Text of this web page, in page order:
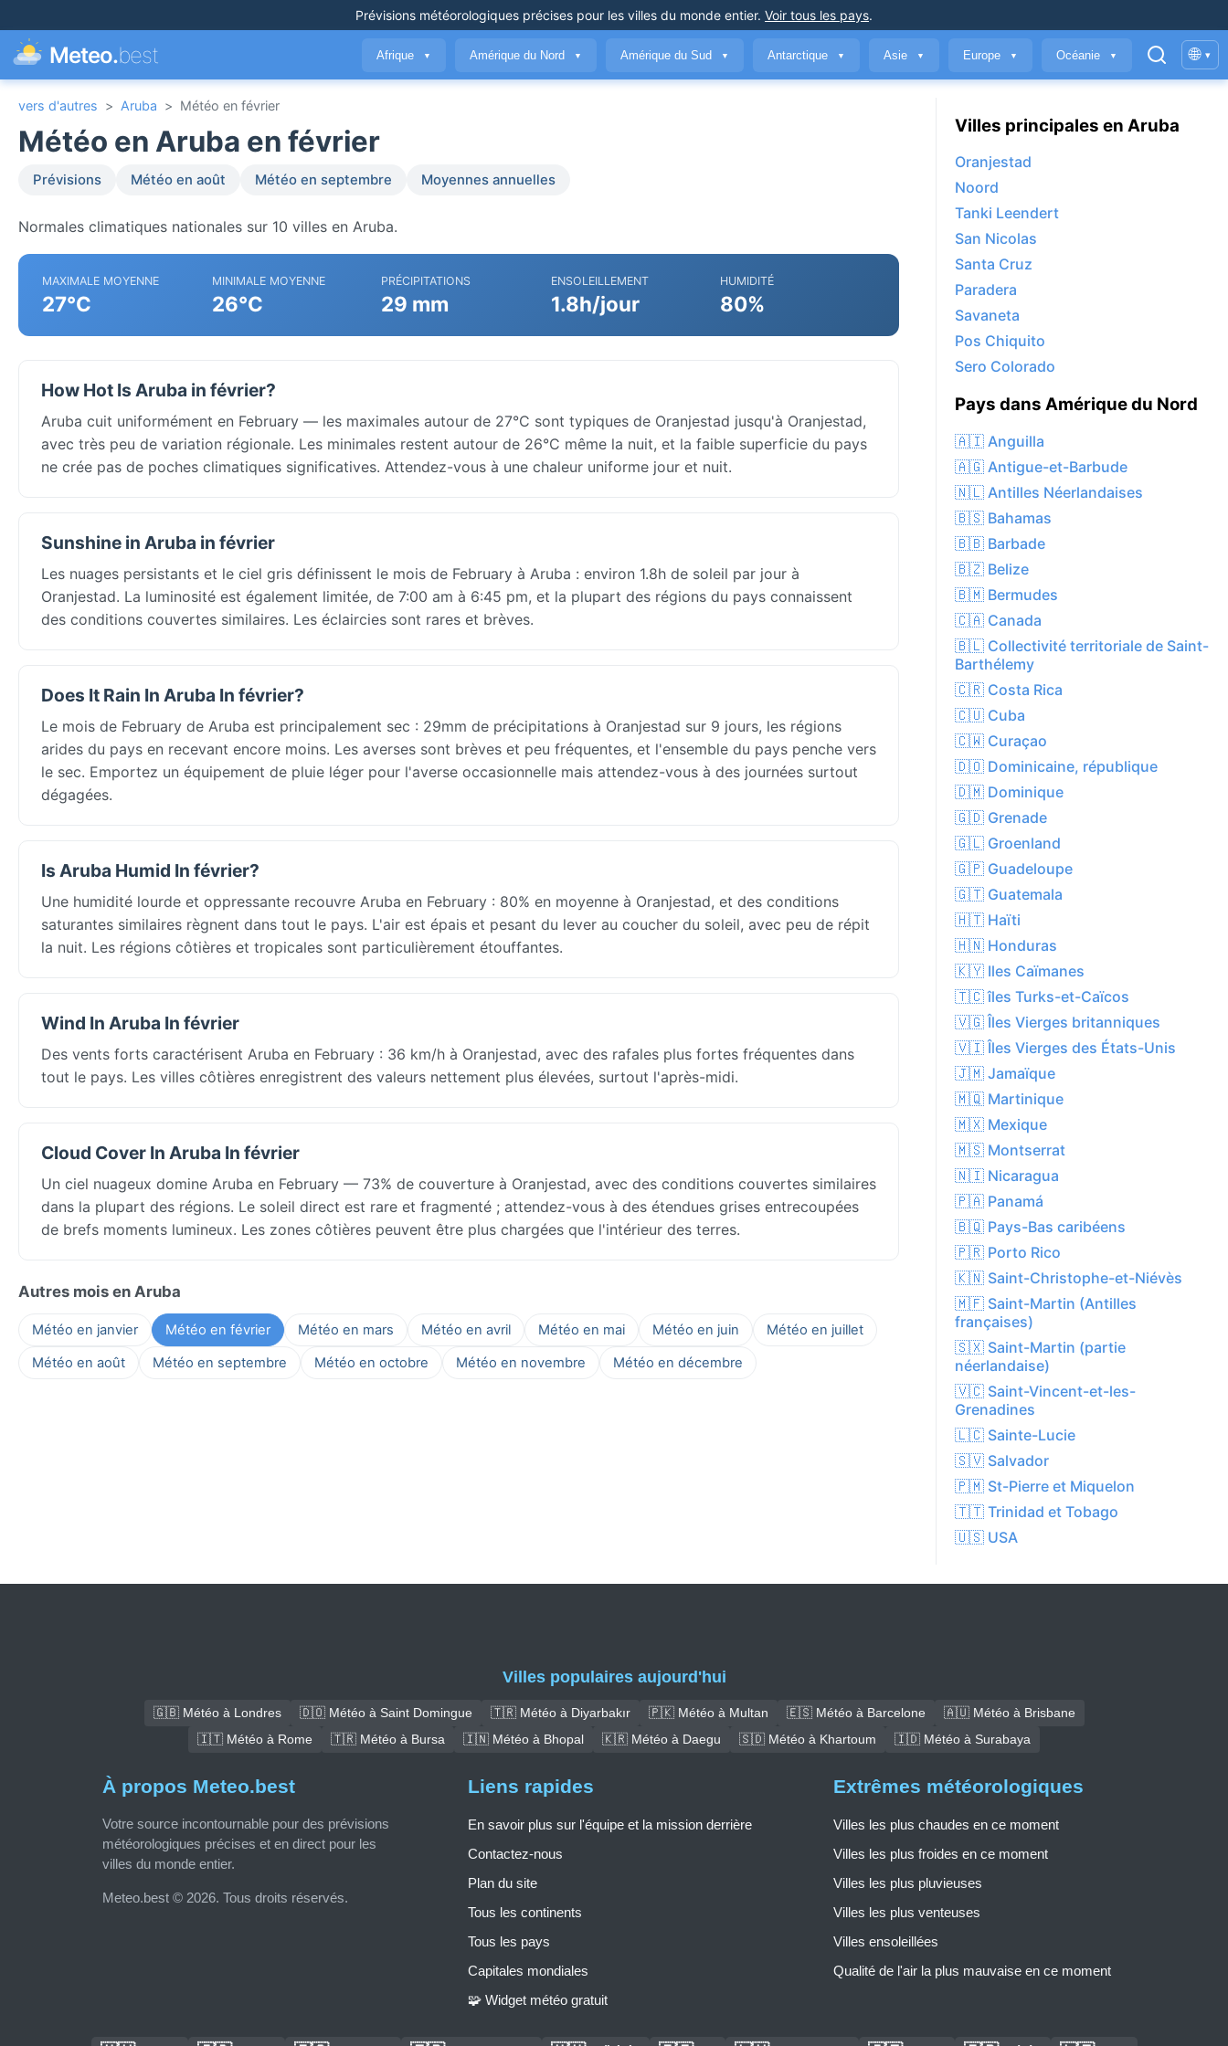
Prévisions météorologiques précises pour les villes du monde entier. Voir tous les pays.
Meteo.best Afrique ▼ Amérique du Nord ▼ Amérique du Sud ▼ Antarctique ▼ Asie ▼ Europe ▼ Océanie ▼ 🌐 ▾
vers d'autres > Aruba > Météo en février
Météo en Aruba en février
Prévisions Météo en août Météo en septembre Moyennes annuelles
Normales climatiques nationales sur 10 villes en Aruba.
MAXIMALE MOYENNE
27°C
MINIMALE MOYENNE
26°C
PRÉCIPITATIONS
29 mm
ENSOLEILLEMENT
1.8h/jour
HUMIDITÉ
80%
How Hot Is Aruba in février?
Aruba cuit uniformément en February — les maximales autour de 27°C sont typiques de Oranjestad jusqu'à Oranjestad,
avec très peu de variation régionale. Les minimales restent autour de 26°C même la nuit, et la faible superficie du pays
ne crée pas de poches climatiques significatives. Attendez-vous à une chaleur uniforme jour et nuit.
Sunshine in Aruba in février
Les nuages persistants et le ciel gris définissent le mois de February à Aruba : environ 1.8h de soleil par jour à
Oranjestad. La luminosité est également limitée, de 7:00 am à 6:45 pm, et la plupart des régions du pays connaissent
des conditions couvertes similaires. Les éclaircies sont rares et brèves.
Does It Rain In Aruba In février?
Le mois de February de Aruba est principalement sec : 29mm de précipitations à Oranjestad sur 9 jours, les régions
arides du pays en recevant encore moins. Les averses sont brèves et peu fréquentes, et l'ensemble du pays penche vers
le sec. Emportez un équipement de pluie léger pour l'averse occasionnelle mais attendez-vous à des journées surtout
dégagées.
Is Aruba Humid In février?
Une humidité lourde et oppressante recouvre Aruba en February : 80% en moyenne à Oranjestad, et des conditions
saturantes similaires règnent dans tout le pays. L'air est épais et pesant du lever au coucher du soleil, avec peu de répit
la nuit. Les régions côtières et tropicales sont particulièrement étouffantes.
Wind In Aruba In février
Des vents forts caractérisent Aruba en February : 36 km/h à Oranjestad, avec des rafales plus fortes fréquentes dans
tout le pays. Les villes côtières enregistrent des valeurs nettement plus élevées, surtout l'après-midi.
Cloud Cover In Aruba In février
Un ciel nuageux domine Aruba en February — 73% de couverture à Oranjestad, avec des conditions couvertes similaires
dans la plupart des régions. Le soleil direct est rare et fragmenté ; attendez-vous à des étendues grises entrecoupées
de brefs moments lumineux. Les zones côtières peuvent être plus chargées que l'intérieur des terres.
Autres mois en Aruba
Météo en janvier Météo en février Météo en mars Météo en avril Météo en mai Météo en juin
Météo en juillet
Météo en août
Météo en septembre Météo en octobre Météo en novembre Météo en décembre
Villes principales en Aruba
Oranjestad
Noord
Tanki Leendert
San Nicolas
Santa Cruz
Paradera
Savaneta
Pos Chiquito
Sero Colorado
Pays dans Amérique du Nord
🇦🇮 Anguilla
🇦🇬 Antigue-et-Barbude
🇳🇱 Antilles Néerlandaises
🇧🇸 Bahamas
🇧🇧 Barbade
🇧🇿 Belize
🇧🇲 Bermudes
🇨🇦 Canada
🇧🇱 Collectivité territoriale de Saint-
Barthélemy
🇨🇷 Costa Rica
🇨🇺 Cuba
🇨🇼 Curaçao
🇩🇴 Dominicaine, république
🇩🇲 Dominique
🇬🇩 Grenade
🇬🇱 Groenland
🇬🇵 Guadeloupe
🇬🇹 Guatemala
🇭🇹 Haïti
🇭🇳 Honduras
🇰🇾 Iles Caïmanes
🇹🇨 îles Turks-et-Caïcos
🇻🇬 Îles Vierges britanniques
🇻🇮 Îles Vierges des États-Unis
🇯🇲 Jamaïque
🇲🇶 Martinique
🇲🇽 Mexique
🇲🇸 Montserrat
🇳🇮 Nicaragua
🇵🇦 Panamá
🇧🇶 Pays-Bas caribéens
🇵🇷 Porto Rico
🇰🇳 Saint-Christophe-et-Niévès
🇲🇫 Saint-Martin (Antilles
françaises)
🇸🇽 Saint-Martin (partie
néerlandaise)
🇻🇨 Saint-Vincent-et-les-
Grenadines
🇱🇨 Sainte-Lucie
🇸🇻 Salvador
🇵🇲 St-Pierre et Miquelon
🇹🇹 Trinidad et Tobago
🇺🇸 USA
Villes populaires aujourd'hui
🇬🇧 Météo à Londres 🇩🇴 Météo à Saint Domingue 🇹🇷 Météo à Diyarbakır 🇵🇰 Météo à Multan 🇪🇸 Météo à Barcelone
🇦🇺 Météo à Brisbane
🇮🇹 Météo à Rome
🇹🇷 Météo à Bursa 🇮🇳 Météo à Bhopal 🇰🇷 Météo à Daegu 🇸🇩 Météo à Khartoum 🇮🇩 Météo à Surabaya
À propos Meteo.best
Votre source incontournable pour des prévisions
météorologiques précises et en direct pour les
villes du monde entier.
Meteo.best © 2026. Tous droits réservés.
Liens rapides
En savoir plus sur l'équipe et la mission derrière
Contactez-nous
Plan du site
Tous les continents
Tous les pays
Capitales mondiales
🧩 Widget météo gratuit
Extrêmes météorologiques
Villes les plus chaudes en ce moment
Villes les plus froides en ce moment
Villes les plus pluvieuses
Villes les plus venteuses
Villes ensoleillées
Qualité de l'air la plus mauvaise en ce moment